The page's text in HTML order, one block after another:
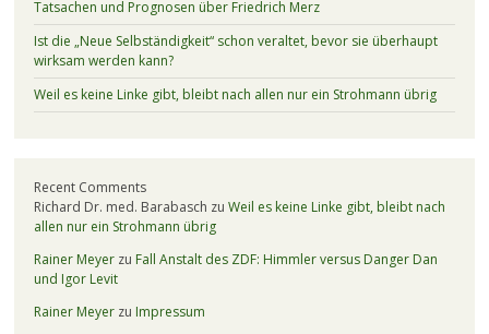
Tatsachen und Prognosen über Friedrich Merz
Ist die „Neue Selbständigkeit“ schon veraltet, bevor sie überhaupt
wirksam werden kann?
Weil es keine Linke gibt, bleibt nach allen nur ein Strohmann übrig
Recent Comments
Richard Dr. med. Barabasch zu Weil es keine Linke gibt, bleibt nach
allen nur ein Strohmann übrig
Rainer Meyerzu Fall Anstalt des ZDF: Himmler versus Danger Dan
und Igor Levit
Rainer Meyerzu Impressum